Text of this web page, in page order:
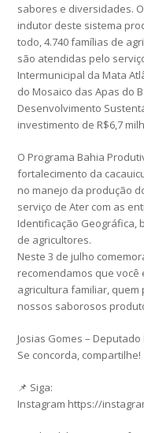
sabores e diversidades.
indutor deste sistema
todo, 4.740 famílias de
são atendidas pelo
Intermunicipal da Mata
do Mosaico das Apas do
Desenvolvimento
investimento de R$6,7
O Programa Bahia
fortalecimento da
no manejo da produção
serviço de Ater com as
Identificação Geográfica,
de agricultores.
Neste 3 de julho
recomendamos que
agricultura familiar,
nossos saborosos
Josias Gomes –
Se concorda, compartilhe!
📌 Siga:
Instagram https://